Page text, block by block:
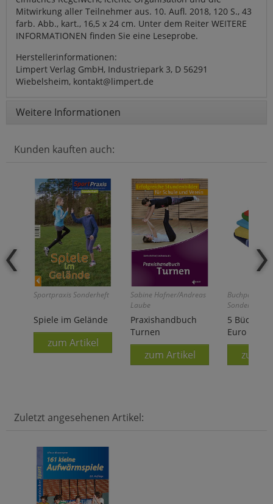
Mitwirkung aller Teilnehmer aus. 10. Aufl. 2018, 120 S., 43
farb. Abb., kart., 16,5 x 24 cm. Unter dem Reiter WEITERE
INFORMATIONEN finden Sie eine Leseprobe.
Herstellerinformationen:
Limpert Verlag GmbH, Industriepark 3, D 56291
Wiebelsheim, kontakt@limpert.de
Weitere Informationen
Kunden kauften auch:
Sportpraxis Sonderheft
Spiele im Gelände
zum Artikel
Sabine Hafner/Andreas
Laube
Praxishandbuch
Turnen
zum Artikel
Buchpaket-
Sonderaktion
5 Bücher
Euro
zum
Zuletzt angesehenen Artikel: